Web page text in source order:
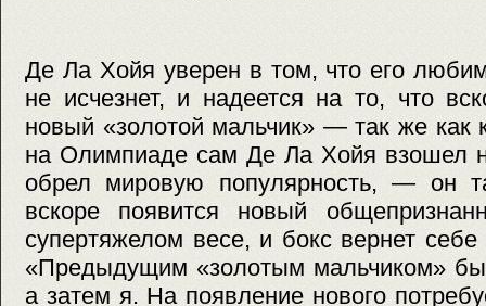
Де Ла Хойя уверен в том, что его
не исчезнет, и надеется на то, что
новый «золотой мальчик» — так же как
на Олимпиаде сам Де Ла Хойя взошел
обрел мировую популярность, — он
вскоре появится новый
супертяжелом весе, и бокс вернет
«Предыдущим «золотым мальчиком»
а затем я. На появление нового